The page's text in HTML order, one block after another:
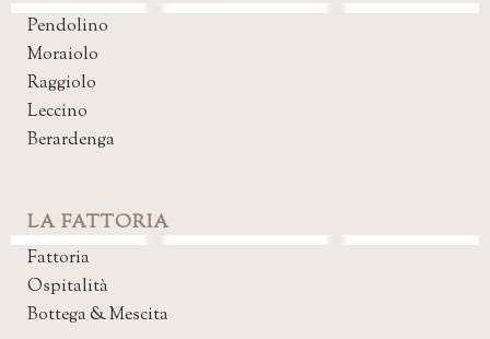
Pendolino
Moraiolo
Raggiolo
Leccino
Berardenga
LA FATTORIA
Fattoria
Ospitalità
Bottega & Mescita